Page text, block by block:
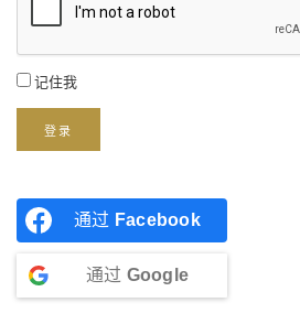
记住我
登录
通过 Facebook
通过 Google